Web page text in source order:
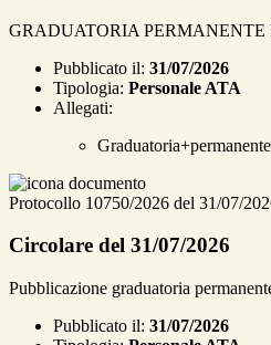
GRADUATORIA PERMANENTE
Pubblicato il: 31/07/2026
Tipologia: Personale ATA
Allegati:
Protocollo 10750/2026 del 31/07/
Circolare del 31/07/2026
Pubblicazione graduatoria
Pubblicato il: 31/07/2026